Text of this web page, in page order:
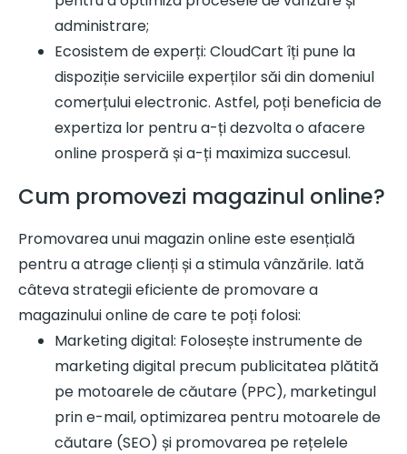
administrare;
Ecosistem de experți: CloudCart îți pune la
dispoziție serviciile experților săi din domeniul
comerțului electronic. Astfel, poți beneficia de
expertiza lor pentru a-ți dezvolta o afacere
online prosperă și a-ți maximiza succesul.
Cum promovezi magazinul online?
Promovarea unui magazin online este esențială
pentru a atrage clienți și a stimula vânzările. Iată
câteva strategii eficiente de promovare a
magazinului online de care te poți folosi:
Marketing digital: Folosește instrumente de
marketing digital precum publicitatea plătită
pe motoarele de căutare (PPC), marketingul
prin e-mail, optimizarea pentru motoarele de
căutare (SEO) și promovarea pe rețelele